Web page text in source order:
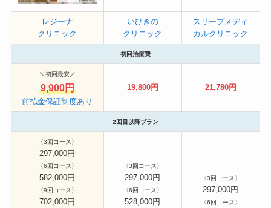
レジーナ
クリニック
いびきの
クリニック
スリープメディ
カルクリニック
初回治療費
＼初回最安／
9,900円
前払金保証制度あり
19,800円 21,780円
2回目以降プラン
〈3回コース〉
297,000円
〈6回コース〉
582,000円
〈9回コース〉
702,000円
〈3回コース〉
297,000円
〈6回コース〉
528,000円
〈3回コース〉
297,000円
〈6回コース〉